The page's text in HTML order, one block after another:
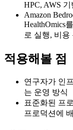
HPC, AWS
Amazon
HealthOmics
로 실행, 비용
적용해볼 점
연구자가 인
는 운영 방식
표준화된 프
프로덕션에